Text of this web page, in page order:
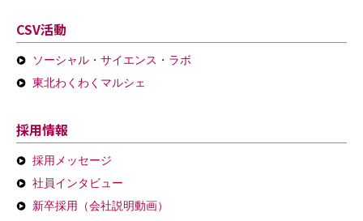
CSV活動
ソーシャル・サイエンス・ラボ
東北わくわくマルシェ
採用情報
採用メッセージ
社員インタビュー
新卒採用（会社説明動画）